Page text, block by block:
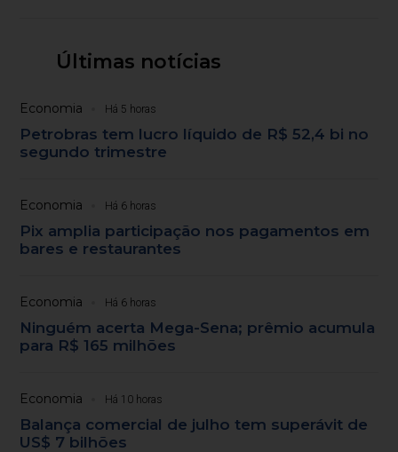
Últimas notícias
Economia Há 5 horas
Petrobras tem lucro líquido de R$ 52,4 bi no
segundo trimestre
Economia Há 6 horas
Pix amplia participação nos pagamentos em
bares e restaurantes
Economia Há 6 horas
Ninguém acerta Mega-Sena; prêmio acumula
para R$ 165 milhões
Economia Há 10 horas
Balança comercial de julho tem superávit de
US$ 7 bilhões